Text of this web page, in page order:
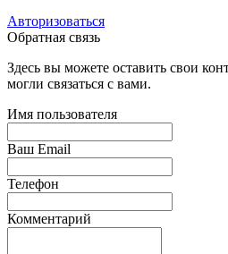
Авторизоваться
Обратная связь
Здесь вы можете оставить свои
могли связаться с вами.
Имя пользователя
Ваш Email
Телефон
Комментарий